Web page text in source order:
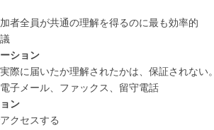
者全員が共通の理解を得るのに最も効率的
ション
際に届いたか理解されたかは、保証されない。
子メール、ファックス、留守電話
ン
クセスする